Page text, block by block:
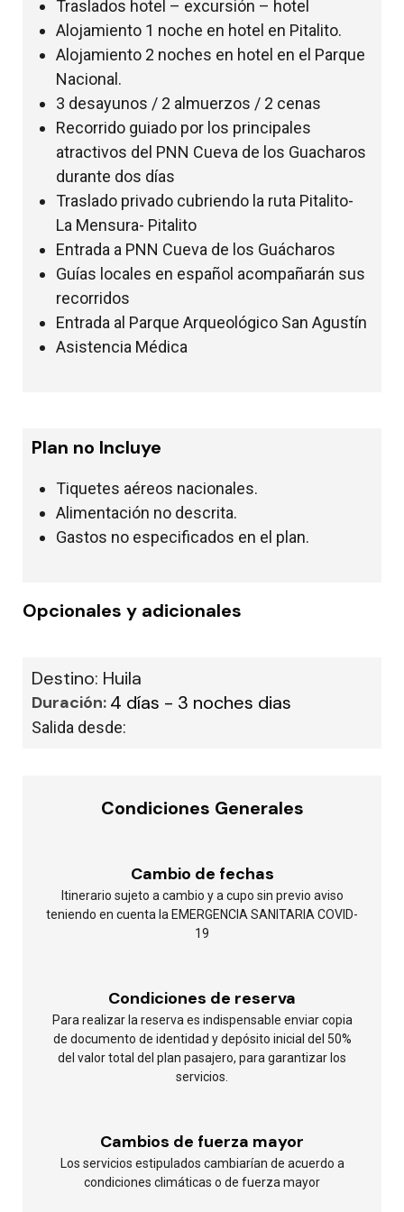
En la tarde caminata a Cueva del Indio
donde haremos espeleismo, observación
de flora y fauna y observación geológica.
Cena en centro de visitantes. Alojamiento
en el PNN
Parque.
hasta el aeropuerto Pitalito. Regreso a su
ciudad de origen.
Traslados hotel – excursión – hotel
Alojamiento 1 noche en hotel en Pitalito.
Alojamiento 2 noches en hotel en el Parque
Nacional.
3 desayunos / 2 almuerzos / 2 cenas
Recorrido guiado por los principales
atractivos del PNN Cueva de los Guacharos
durante dos días
Traslado privado cubriendo la ruta Pitalito-
La Mensura- Pitalito
Entrada a PNN Cueva de los Guácharos
Guías locales en español acompañarán sus
recorridos
Entrada al Parque Arqueológico San Agustín
Asistencia Médica
Plan no Incluye
Tiquetes aéreos nacionales.
Alimentación no descrita.
Gastos no especificados en el plan.
Opcionales y adicionales
Destino: Huila
Duración: 4 días - 3 noches dias
Salida desde:
Condiciones Generales
Cambio de fechas
Itinerario sujeto a cambio y a cupo sin previo aviso
teniendo en cuenta la EMERGENCIA SANITARIA COVID-
19
Condiciones de reserva
Para realizar la reserva es indispensable enviar copia
de documento de identidad y depósito inicial del 50%
del valor total del plan pasajero, para garantizar los
servicios.
Cambios de fuerza mayor
Los servicios estipulados cambiarían de acuerdo a
condiciones climáticas o de fuerza mayor